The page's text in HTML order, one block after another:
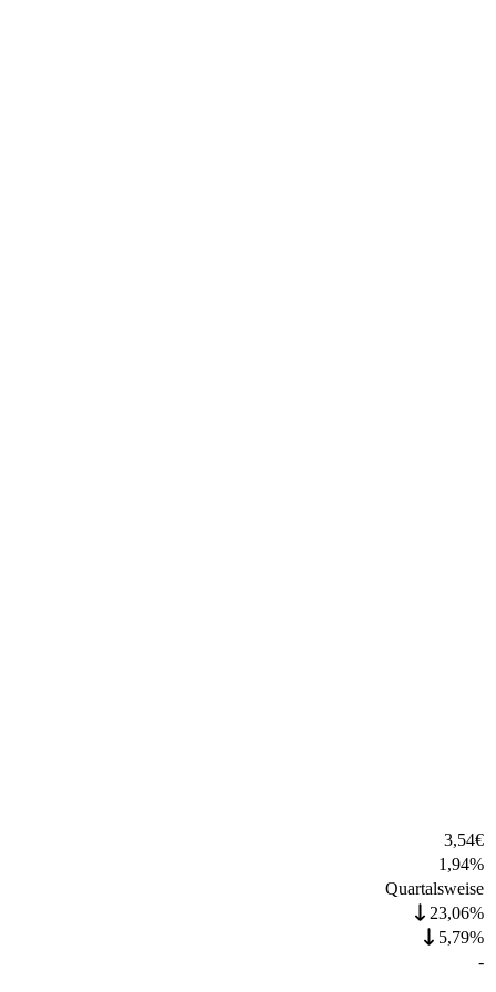
3,54€
1,94%
Quartalsweise
23,06%
5,79%
-